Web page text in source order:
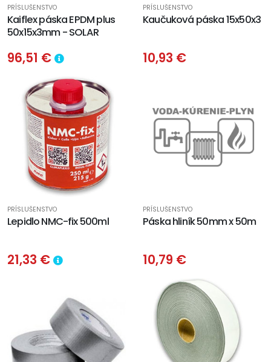
PRÍSLUŠENSTVO
Kaiflex páska EPDM plus
50x15x3mm - SOLAR
96,51 €
PRÍSLUŠENSTVO
Kaučuková páska 15x50x3
10,93 €
PRÍSLUŠENSTVO
Lepidlo NMC-fix 500ml
21,33 €
PRÍSLUŠENSTVO
Páska hliník 50mm x 50m
10,79 €